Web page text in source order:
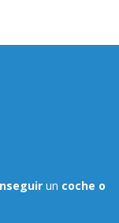
un coche o